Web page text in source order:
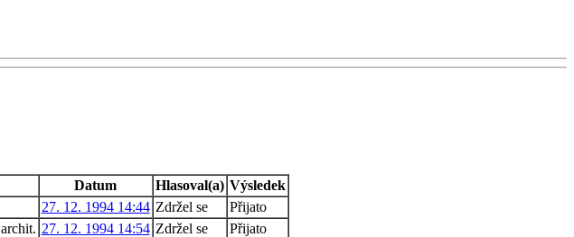
Datum Hlasoval(a) Výsledek
27. 12. 1994 14:44 Zdržel se
Přijato
27. 12. 1994 14:54 Zdržel se
Přijato